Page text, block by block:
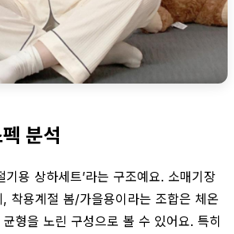
분석
기용 상하세트’라는 구조예요. 소매기장
착용계절 봄/가을용이라는 조합은 체온
형을 노린 구성으로 볼 수 있어요. 특히